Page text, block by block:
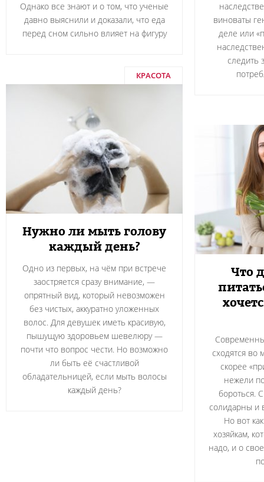
Однако все знают и о том, что ученые
давно выяснили и доказали, что еда
перед сном сильно влияет на фигуру
виноваты
деле или
следить
КРАСОТА
Нужно ли мыть голову
каждый день?
Одно из первых, на чём при встрече
заостряется сразу внимание, —
опрятный вид, который невозможен
без чистых, аккуратно уложенных
волос. Для девушек иметь красивую,
пышущую здоровьем шевелюру —
почти что вопрос чести. Но возможно
ли быть её счастливой
обладательницей, если мыть волосы
каждый день?
Что
сходятся
скорее
нежели
бороться.
солидарны и
Но вот
хозяйкам,
надо, и о